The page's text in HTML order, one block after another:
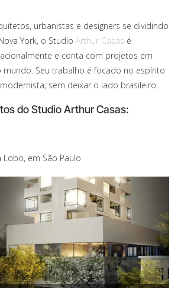
urbanistas e designers se dividindo
York, o Studio Arthur Casas é
e conta com projetos em
mundo. Seu trabalho é focado no espírito
sem deixar o lado brasileiro.
do Studio Arthur Casas:
Lobo, em São Paulo